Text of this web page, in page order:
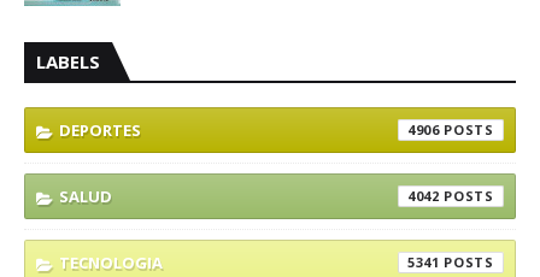
LABELS
DEPORTES 4906
SALUD 4042
TECNOLOGIA 5341